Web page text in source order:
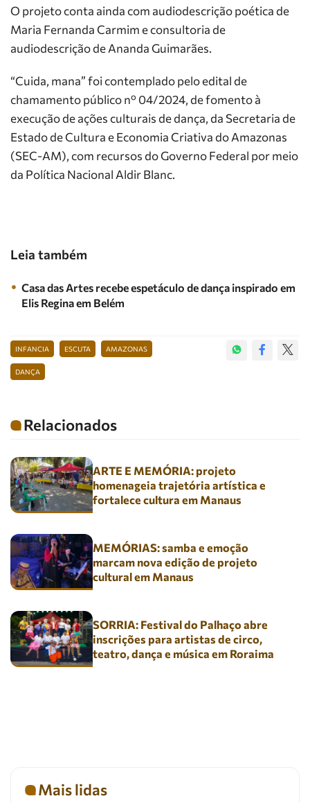
O projeto conta ainda com audiodescrição poética de
Maria Fernanda Carmim e consultoria de
audiodescrição de Ananda Guimarães.
“Cuida, mana” foi contemplado pelo edital de
chamamento público nº 04/2024, de fomento à
execução de ações culturais de dança, da Secretaria de
Estado de Cultura e Economia Criativa do Amazonas
(SEC-AM), com recursos do Governo Federal por meio
da Política Nacional Aldir Blanc.
Leia também
Casa das Artes recebe espetáculo de dança inspirado em
Elis Regina em Belém
INFANCIA ESCUTA AMAZONAS
DANÇA
Relacionados
ARTE E MEMÓRIA: projeto
homenageia trajetória artística e
fortalece cultura em Manaus
MEMÓRIAS: samba e emoção
marcam nova edição de projeto
cultural em Manaus
SORRIA: Festival do Palhaço abre
inscrições para artistas de circo,
teatro, dança e música em Roraima
Mais lidas